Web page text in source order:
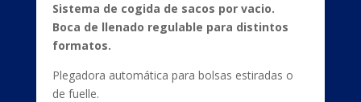
Sistema de cogida de sacos por vacio.
Boca de llenado regulable para distintos
formatos.
Plegadora automática para bolsas estiradas o
de fuelle.